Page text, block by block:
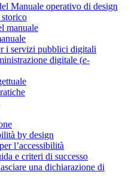
Manuale operativo di design
storico
manuale
i servizi pubblici digitali
digitale (e-
by design
l’accessibilità
e criteri di successo
una dichiarazione di